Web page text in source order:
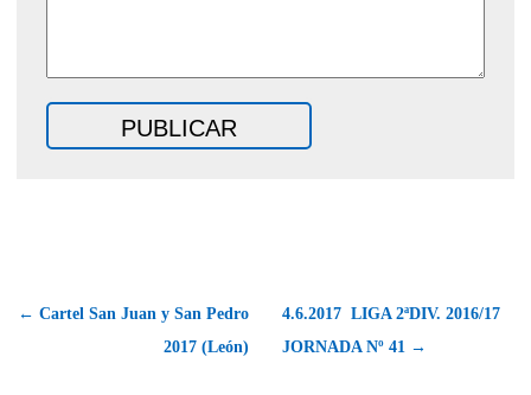
← Cartel San Juan y San Pedro
2017 (León)
4.6.2017  LIGA 2ªDIV. 2016/17 
JORNADA Nº 41 →